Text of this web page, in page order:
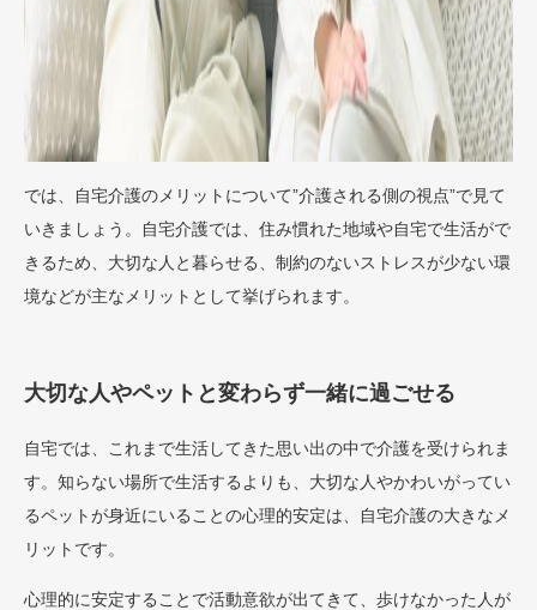
では、自宅介護のメリットについて”介護される側の視点”で見て
いきましょう。自宅介護では、住み慣れた地域や自宅で生活がで
きるため、大切な人と暮らせる、制約のないストレスが少ない環
境などが主なメリットとして挙げられます。
大切な人やペットと変わらず一緒に過ごせる
自宅では、これまで生活してきた思い出の中で介護を受けられま
す。知らない場所で生活するよりも、大切な人やかわいがってい
るペットが身近にいることの心理的安定は、自宅介護の大きなメ
リットです。
心理的に安定することで活動意欲が出てきて、歩けなかった人が